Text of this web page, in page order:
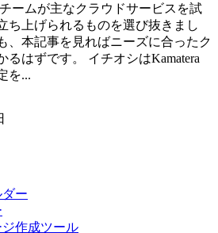
ームが主なクラウドサービスを試
ち上げられるものを選び抜きまし
、本記事を見ればニーズに合ったク
るはずです。 イチオシはKamatera
を...
ー
作成ツール